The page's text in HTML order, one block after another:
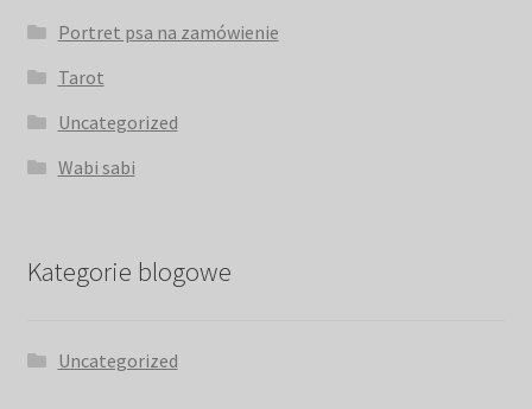
Portret psa na zamówienie
Tarot
Uncategorized
Wabi sabi
Kategorie blogowe
Uncategorized